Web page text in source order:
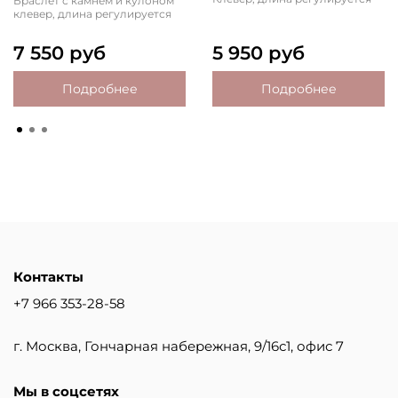
клевер, длина регулируется
7 550 руб
Подробнее
5 950 руб
Подробнее
Контакты
+7 966 353-28-58
г. Москва, Гончарная набережная, 9/16с1, офис 7
Мы в соцсетях